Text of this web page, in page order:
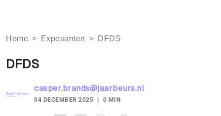
Home > Exposanten > DFDS
DFDS
casper.brands@jaarbeurs.nl
04 DECEMBER 2025 0 MIN